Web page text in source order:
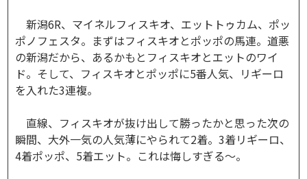
新潟6R、マイネルフィスキオ、エットトゥカム、ポッ
ポノフェスタ。まずはフィスキオとポッポの馬連。道悪
の新潟だから、あるかもとフィスキオとエットのワイ
ド。そして、フィスキオとポッポに5番人気、リギーロ
を入れた3連複。
直線、フィスキオが抜け出して勝ったかと思った次の
瞬間、大外一気の人気薄にやられて2着。3着リギーロ、
4着ポッポ、5着エット。これは悔しすぎる～。